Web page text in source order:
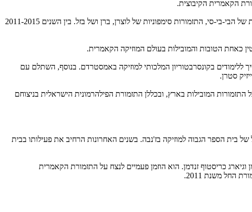
הוא מוזמן באופן קבוע להופיע בתור נגן ראשי אורח עם התזמורות הטובות ביותר, ובהן התזמורת הפילהרמונית של לונדון, התזמורת הפילהרמונית של הבי-בי-סי, התזמורות סימפוניות של לוצרן, ברן ושל בזל. בין השנים 2011-2015
ללימודים בקונסרבטוריון המלכותי למוזיקה באמסטרדם. בנוסף, השתלם עם
סטרן.
העולם וכן עם כל התזמורות המובילות בארץ, ובכללן התזמורת הפילהרמונית הישראלית בניצוחם
החל משנת 2009 הוא מכהן כפרופסור לכינור בשלוחת נושטל של בית הספר הגבוה למוזיקה בז'נבה. בשנים האחרונות הרחיב את פעילותו בבית
וגיארג כריסטוף זנדמן. הוא הוזמן פעמיים לנצח על התזמורת הקאמרית
משנת 2011.